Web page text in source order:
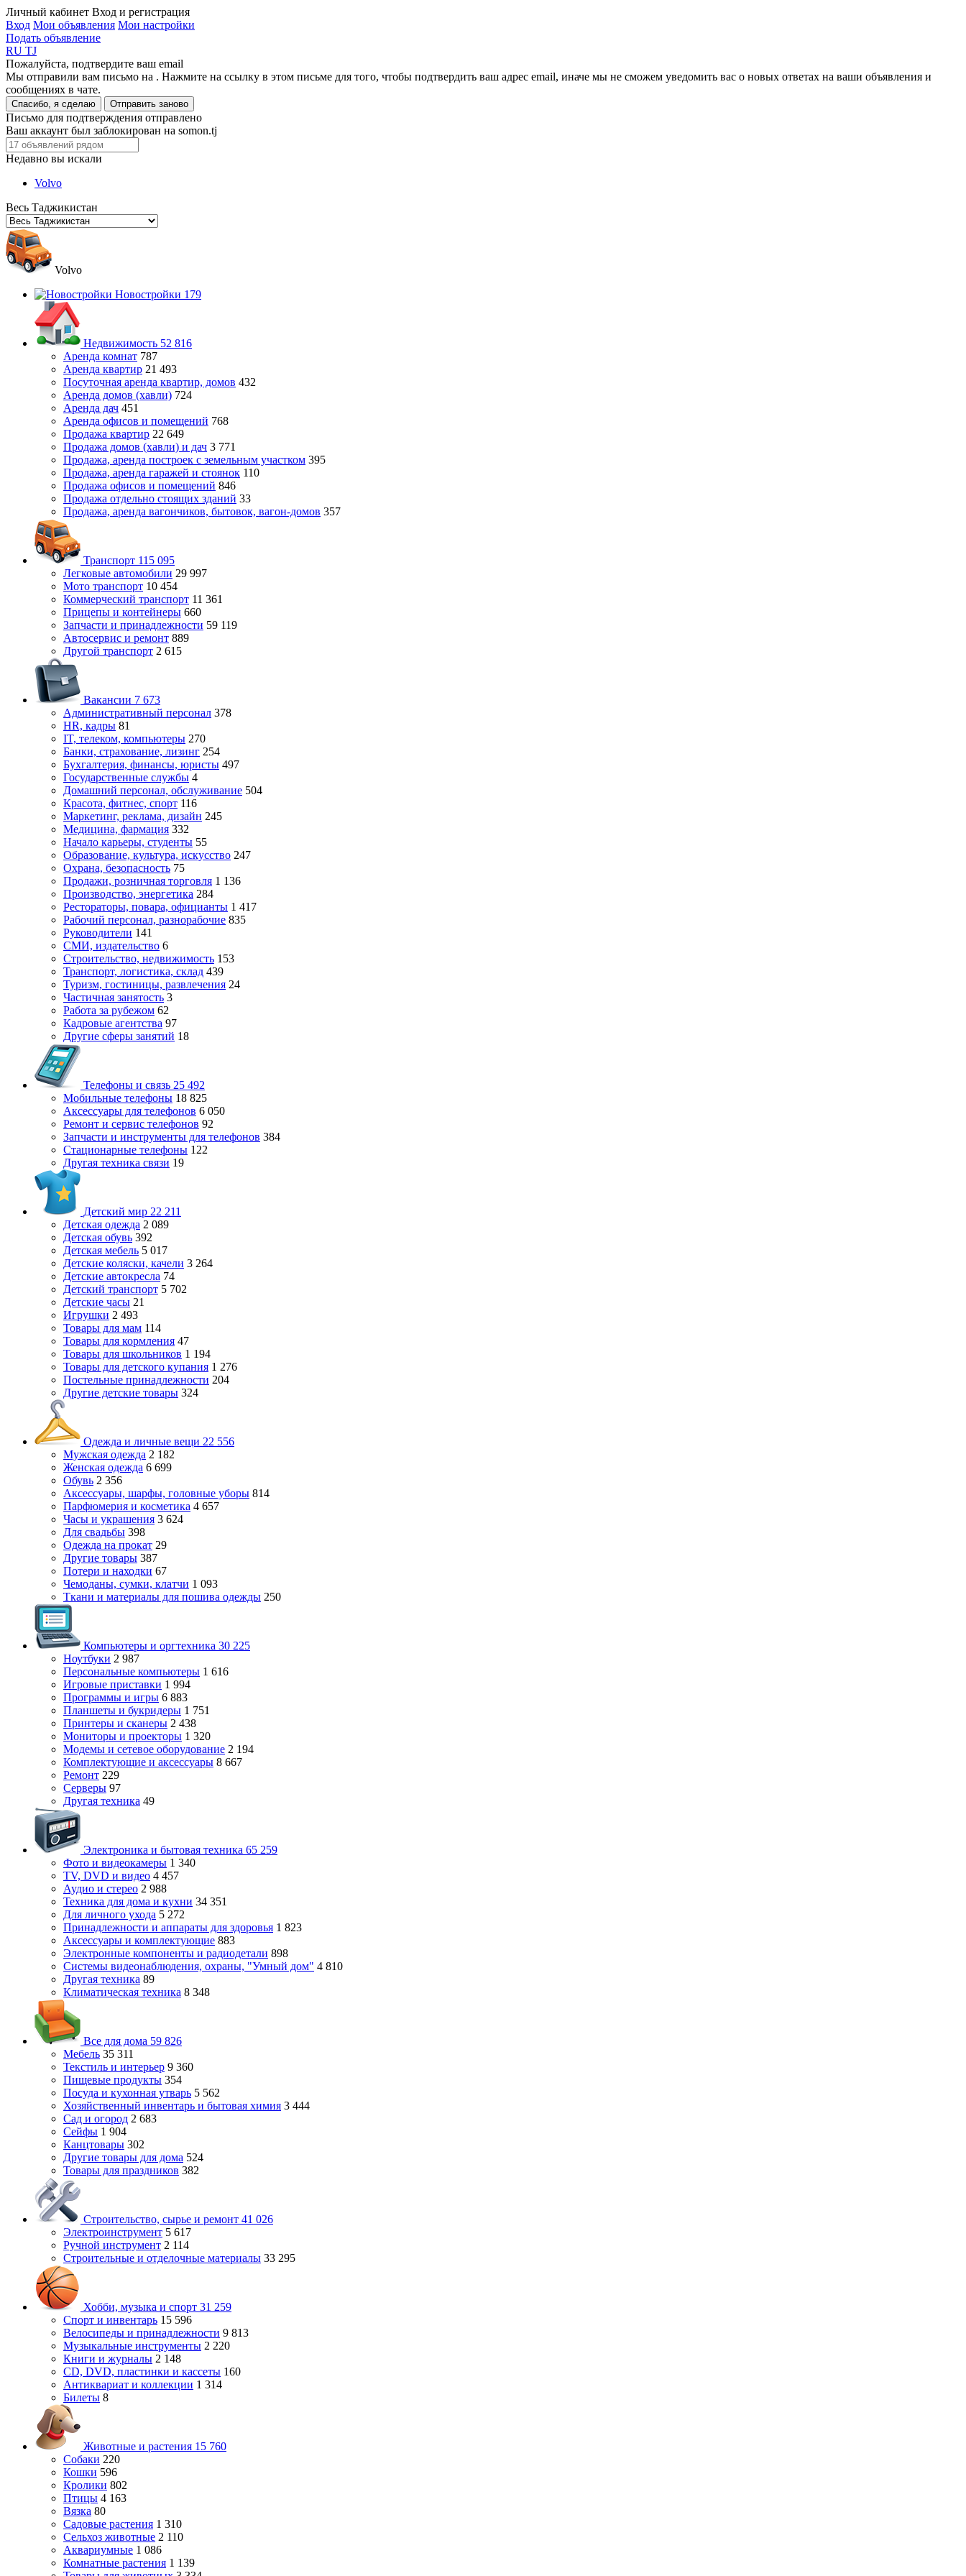
Личный кабинет Вход и регистрация
Вход Мои объявления Мои настройки
Подать объявление
RU TJ
Пожалуйста, подтвердите ваш email
Мы отправили вам письмо на . Нажмите на ссылку в этом письме для того, чтобы подтвердить ваш адрес email, иначе мы не сможем уведомить вас о новых ответах на ваши объявления и
сообщениях в чате.
Спасибо, я сделаю Отправить заново
Письмо для подтверждения отправлено
Ваш аккаунт был заблокирован на somon.tj
Недавно вы искали
Volvo
Весь Таджикистан
Volvo
Новостройки 179
Недвижимость 52 816
Аренда комнат 787
Аренда квартир 21 493
Посуточная аренда квартир, домов 432
Аренда домов (хавли) 724
Аренда дач 451
Аренда офисов и помещений 768
Продажа квартир 22 649
Продажа домов (хавли) и дач 3 771
Продажа, аренда построек с земельным участком 395
Продажа, аренда гаражей и стоянок 110
Продажа офисов и помещений 846
Продажа отдельно стоящих зданий 33
Продажа, аренда вагончиков, бытовок, вагон-домов 357
Транспорт 115 095
Легковые автомобили 29 997
Мото транспорт 10 454
Коммерческий транспорт 11 361
Прицепы и контейнеры 660
Запчасти и принадлежности 59 119
Автосервис и ремонт 889
Другой транспорт 2 615
Вакансии 7 673
Административный персонал 378
HR, кадры 81
IT, телеком, компьютеры 270
Банки, страхование, лизинг 254
Бухгалтерия, финансы, юристы 497
Государственные службы 4
Домашний персонал, обслуживание 504
Красота, фитнес, спорт 116
Маркетинг, реклама, дизайн 245
Медицина, фармация 332
Начало карьеры, студенты 55
Образование, культура, искусство 247
Охрана, безопасность 75
Продажи, розничная торговля 1 136
Производство, энергетика 284
Рестораторы, повара, официанты 1 417
Рабочий персонал, разнорабочие 835
Руководители 141
СМИ, издательство 6
Строительство, недвижимость 153
Транспорт, логистика, склад 439
Туризм, гостиницы, развлечения 24
Частичная занятость 3
Работа за рубежом 62
Кадровые агентства 97
Другие сферы занятий 18
Телефоны и связь 25 492
Мобильные телефоны 18 825
Аксессуары для телефонов 6 050
Ремонт и сервис телефонов 92
Запчасти и инструменты для телефонов 384
Стационарные телефоны 122
Другая техника связи 19
Детский мир 22 211
Детская одежда 2 089
Детская обувь 392
Детская мебель 5 017
Детские коляски, качели 3 264
Детские автокресла 74
Детский транспорт 5 702
Детские часы 21
Игрушки 2 493
Товары для мам 114
Товары для кормления 47
Товары для школьников 1 194
Товары для детского купания 1 276
Постельные принадлежности 204
Другие детские товары 324
Одежда и личные вещи 22 556
Мужская одежда 2 182
Женская одежда 6 699
Обувь 2 356
Аксессуары, шарфы, головные уборы 814
Парфюмерия и косметика 4 657
Часы и украшения 3 624
Для свадьбы 398
Одежда на прокат 29
Другие товары 387
Потери и находки 67
Чемоданы, сумки, клатчи 1 093
Ткани и материалы для пошива одежды 250
Компьютеры и оргтехника 30 225
Ноутбуки 2 987
Персональные компьютеры 1 616
Игровые приставки 1 994
Программы и игры 6 883
Планшеты и букридеры 1 751
Принтеры и сканеры 2 438
Мониторы и проекторы 1 320
Модемы и сетевое оборудование 2 194
Комплектующие и аксессуары 8 667
Ремонт 229
Серверы 97
Другая техника 49
Электроника и бытовая техника 65 259
Фото и видеокамеры 1 340
TV, DVD и видео 4 457
Аудио и стерео 2 988
Техника для дома и кухни 34 351
Для личного ухода 5 272
Принадлежности и аппараты для здоровья 1 823
Аксессуары и комплектующие 883
Электронные компоненты и радиодетали 898
Системы видеонаблюдения, охраны, "Умный дом" 4 810
Другая техника 89
Климатическая техника 8 348
Все для дома 59 826
Мебель 35 311
Текстиль и интерьер 9 360
Пищевые продукты 354
Посуда и кухонная утварь 5 562
Хозяйственный инвентарь и бытовая химия 3 444
Сад и огород 2 683
Сейфы 1 904
Канцтовары 302
Другие товары для дома 524
Товары для праздников 382
Строительство, сырье и ремонт 41 026
Электроинструмент 5 617
Ручной инструмент 2 114
Строительные и отделочные материалы 33 295
Хобби, музыка и спорт 31 259
Спорт и инвентарь 15 596
Велосипеды и принадлежности 9 813
Музыкальные инструменты 2 220
Книги и журналы 2 148
CD, DVD, пластинки и кассеты 160
Антиквариат и коллекции 1 314
Билеты 8
Животные и растения 15 760
Собаки 220
Кошки 596
Кролики 802
Птицы 4 163
Вязка 80
Садовые растения 1 310
Сельхоз животные 2 110
Аквариумные 1 086
Комнатные растения 1 139